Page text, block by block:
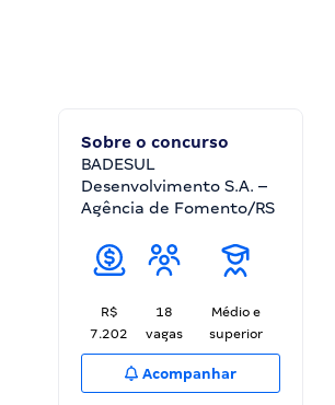
Sobre o concurso
BADESUL
Desenvolvimento S.A. –
Agência de Fomento/RS
R$
7.202
18
vagas
Médio e
superior
Acompanhar